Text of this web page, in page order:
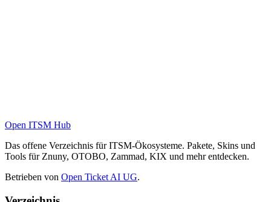
Open ITSM Hub
Das offene Verzeichnis für ITSM-Ökosysteme. Pakete, Skins und
Tools für Znuny, OTOBO, Zammad, KIX und mehr entdecken.
Betrieben von Open Ticket AI UG.